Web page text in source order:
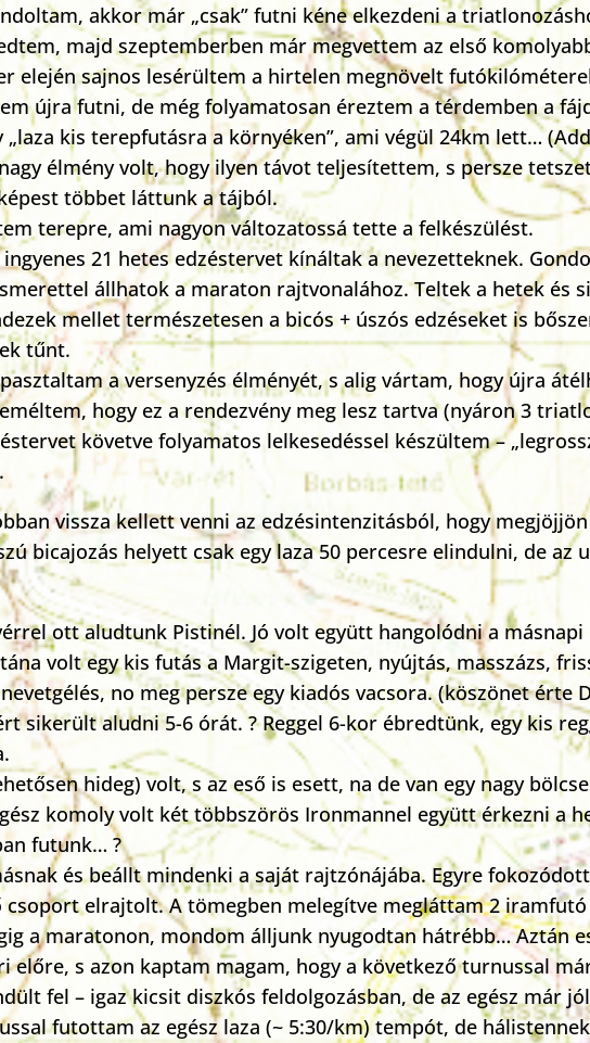
akkor már „csak” futni kéne elkezdeni a
majd szeptemberben már megvettem az első
elején sajnos lesérültem a hirtelen megnövelt
újra futni, de még folyamatosan éreztem a térdemben a
kis terepfutásra a környéken”, ami végül 24km lett…
élmény volt, hogy ilyen távot teljesítettem, s persze
többet láttunk a tájból.
terepre, ami nagyon változatossá tette a felkészülést.
21 hetes edzéstervet kínáltak a nevezetteknek.
állhatok a maraton rajtvonalához. Teltek a hetek és
mellet természetesen a bicós + úszós edzéseket is
tűnt.
a versenyzés élményét, s alig vártam, hogy újra
hogy ez a rendezvény meg lesz tartva (nyáron 3
követve folyamatos lelkesedéssel készültem –
vissza kellett venni az edzésintenzitásból, hogy
bicajozás helyett csak egy laza 50 percesre elindulni, de az
ott aludtunk Pistinél. Jó volt együtt hangolódni a másnapi
volt egy kis futás a Margit-szigeten, nyújtás, masszázs,
no meg persze egy kiadós vacsora. (köszönet érte
sikerült aludni 5-6 órát. ? Reggel 6-kor ébredtünk, egy kis
hideg) volt, s az eső is esett, na de van egy nagy
komoly volt két többszörös Ironmannel együtt érkezni a
futunk… ?
és beállt mindenki a saját rajtzónájába. Egyre
csoport elrajtolt. A tömegben melegítve megláttam 2
a maratonon, mondom álljunk nyugodtan hátrébb… Aztán
s azon kaptam magam, hogy a következő turnussal
fel – igaz kicsit diszkós feldolgozásban, de az egész már
futottam az egész laza (~ 5:30/km) tempót, de